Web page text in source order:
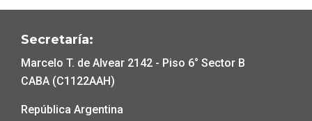
Secretaría:
Marcelo T. de Alvear 2142 - Piso 6° Sector B
CABA (C1122AAH)
República Argentina